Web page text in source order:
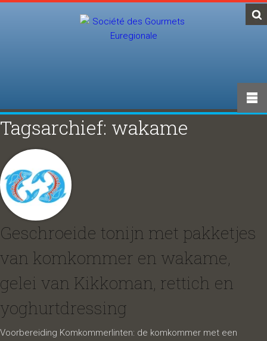
Tagsarchief: wakame
Geschroeide tonijn met pakketjes
van komkommer en wakame,
gelei van Kikkoman, rettich en
yoghurtdressing
Voorbereiding Komkommerlinten: de komkommer met een